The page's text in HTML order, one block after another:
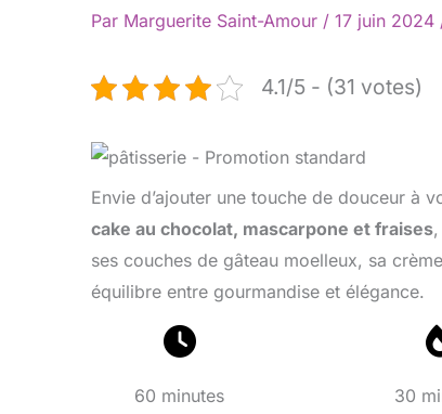
Par Marguerite Saint-Amour / 17 juin 2024
4.1/5 - (31 votes)
Envie d’ajouter une touche de douceur à
cake au chocolat, mascarpone et fraises
ses couches de gâteau moelleux, sa
équilibre entre gourmandise et élégance.
60 minutes 30